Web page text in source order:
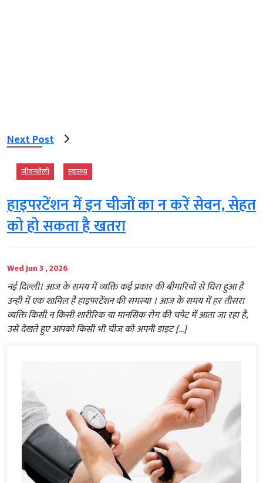
Next Post
जीवनशैली स्‍वास्‍थ्‍य
हाइपरटेंशन में इन चीजों का न करें सेवन, सेहत
को हो सकता है खतरा
Wed Jun 3 , 2026
नई दिल्ली। आज के समय में व्‍यक्ति कई प्रकार की बीमारियों से घिरा हुआ है
उन्‍ही में एक शामिल है हाइपरटेंशन की समस्‍या । आज के समय में हर तीसरा
व्यक्ति किसी न किसी शारीरिक या मानसिक रोग की चपेट में आता जा रहा है,
उसे देखते हुए आपको किसी भी चीज को अपनी डाइट […]